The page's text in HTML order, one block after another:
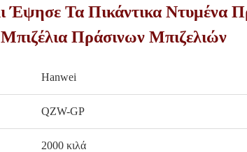
Έψησε Τα Πικάντικα Ντυμένα
Πράσινων Μπιζελιών
Hanwei
QZW-GP
2000 κιλά